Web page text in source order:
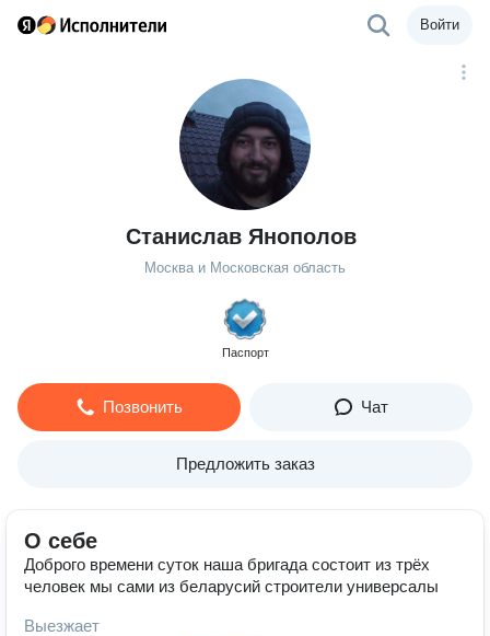
Войти
Станислав Янополов
Москва и Московская область
Паспорт
Позвонить Чат
Предложить заказ
О себе
Доброго времени суток наша бригада состоит из трёх
человек мы сами из беларусий строители универсалы
Выезжает